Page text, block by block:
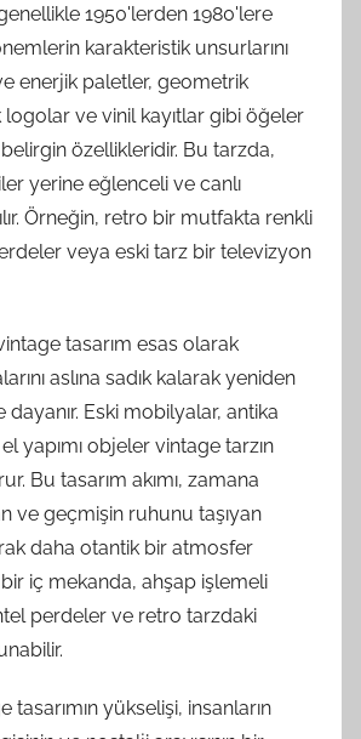
1950'lerden 1980'lere
karakteristik unsurlarını
ve enerjik paletler, geometrik
logolar ve vinil kayıtlar gibi öğeler
belirgin özellikleridir. Bu tarzda,
yerine eğlenceli ve canlı
Örneğin, retro bir mutfakta renkli
veya eski tarz bir televizyon
tasarım esas olarak
aslına sadık kalarak yeniden
Eski mobilyalar, antika
yapımı objeler vintage tarzın
Bu tasarım akımı, zamana
ve geçmişin ruhunu taşıyan
daha otantik bir atmosfer
bir iç mekanda, ahşap işlemeli
perdeler ve retro tarzdaki
tasarımın yükselişi, insanların